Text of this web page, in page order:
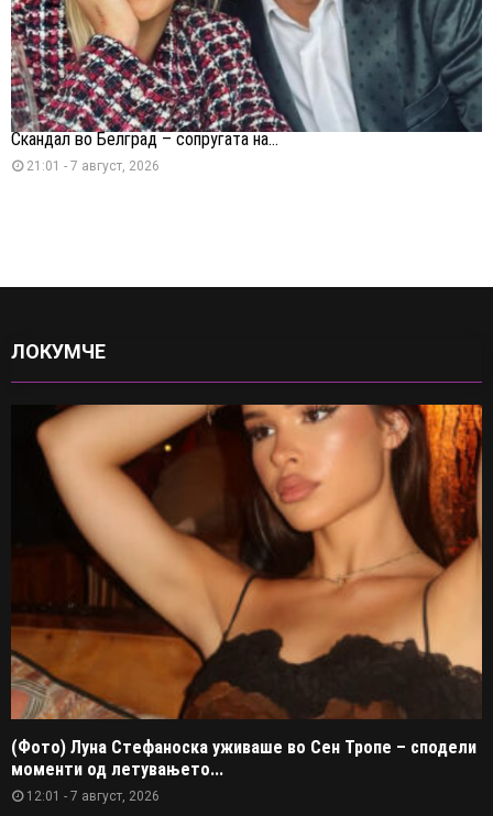
Скандал во Белград – сопругата на...
21:01 - 7 август, 2026
ЛОКУМЧЕ
(Фото) Луна Стефаноска уживаше во Сен Тропе – сподели
моменти од летувањето...
12:01 - 7 август, 2026